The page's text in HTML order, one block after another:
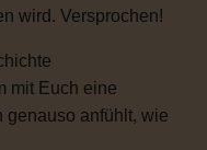
wird. Versprochen!
mit Euch eine
genauso anfühlt, wie